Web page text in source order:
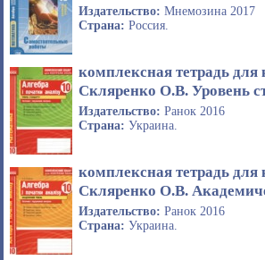
Издательство: Мнемозина 2017
Страна: Россия.
комплексная тетрадь для
Скляренко О.В. Уровень
Издательство: Ранок 2016
Страна: Украина.
комплексная тетрадь для
Скляренко О.В.
Издательство: Ранок 2016
Страна: Украина.